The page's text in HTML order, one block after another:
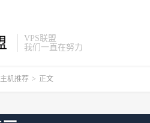
VPS联盟
我们一直在努力
主机推荐 > 正文